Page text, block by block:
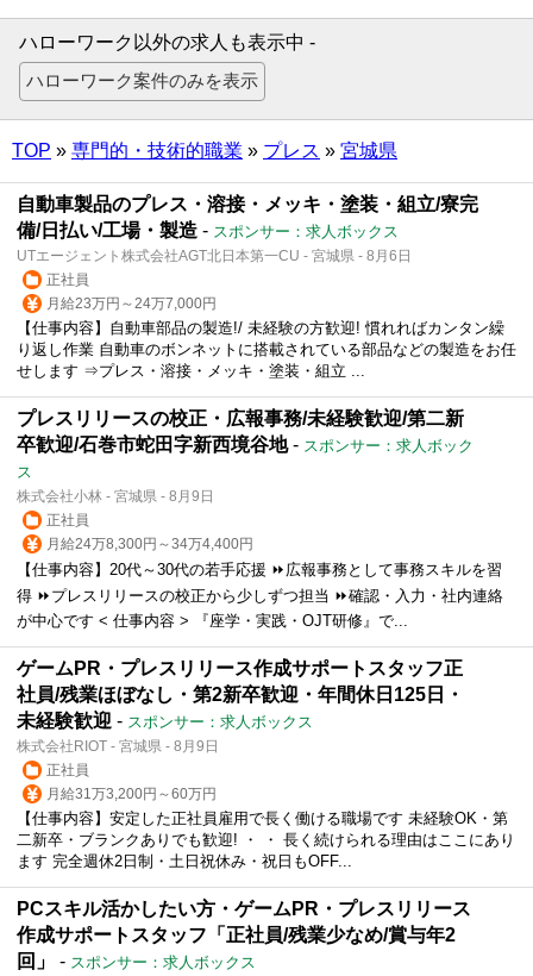
ハローワーク以外の求人も表示中 -
TOP » 専門的・技術的職業 » プレス » 宮城県
自動車製品のプレス・溶接・メッキ・塗装・組立/寮完
備/日払い/工場・製造 - スポンサー：求人ボックス
UTエージェント株式会社AGT北日本第一CU - 宮城県 - 8月6日
正社員
月給23万円～24万7,000円
【仕事内容】自動車部品の製造!/ 未経験の方歓迎! 慣れればカンタン繰
り返し作業 自動車のボンネットに搭載されている部品などの製造をお任
せします ⇒プレス・溶接・メッキ・塗装・組立 ...
プレスリリースの校正・広報事務/未経験歓迎/第二新
卒歓迎/石巻市蛇田字新西境谷地- スポンサー：求人ボック
ス
株式会社小林 - 宮城県 - 8月9日
正社員
月給24万8,300円～34万4,400円
【仕事内容】20代～30代の若手応援 ⏩広報事務として事務スキルを習
得 ⏩プレスリリースの校正から少しずつ担当 ⏩確認・入力・社内連絡
が中心です < 仕事内容 > 『座学・実践・OJT研修』で...
ゲームPR・プレスリリース作成サポートスタッフ正
社員/残業ほぼなし・第2新卒歓迎・年間休日125日・
未経験歓迎 - スポンサー：求人ボックス
株式会社RIOT - 宮城県 - 8月9日
正社員
月給31万3,200円～60万円
【仕事内容】安定した正社員雇用で長く働ける職場です 未経験OK・第
二新卒・ブランクありでも歓迎! ・ ・ 長く続けられる理由はここにあり
ます 完全週休2日制・土日祝休み・祝日もOFF...
PCスキル活かしたい方・ゲームPR・プレスリリース
作成サポートスタッフ「正社員/残業少なめ/賞与年2
回」
- スポンサー：求人ボックス